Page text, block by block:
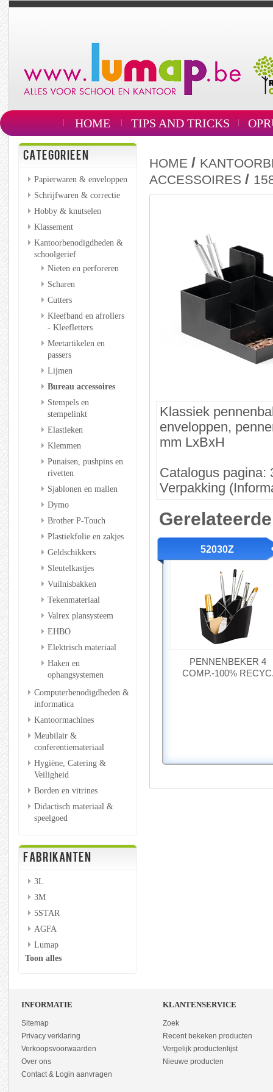
HOME TIPS AND TRICKS
CATEGORIEEN
Papierwaren & enveloppen
Schrijfwaren & correctie
Hobby & knutselen
Klassement
Kantoorbenodigdheden &
schoolgerief
Nieten en perforeren
Scharen
Cutters
Kleefband en afrollers
- Kleefletters
Meetartikelen en
passers
Lijmen
Bureau accessoires
Stempels en
stempelinkt
Elastieken
Klemmen
Punaisen, pushpins en
rivetten
Sjablonen en mallen
Dymo
Brother P-Touch
Plastiekfolie en zakjes
Geldschikkers
Sleutelkastjes
Vuilnisbakken
Tekenmateriaal
Valrex plansysteem
EHBO
Elektrisch materiaal
Haken en
ophangsystemen
Computerbenodigdheden &
informatica
Kantoormachines
Meubilair &
conferentiemateriaal
Hygiëne, Catering &
Veiligheid
Borden en vitrines
Didactisch materiaal &
speelgoed
FABRIKANTEN
3L
3M
5STAR
AGFA
Lumap
Toon alles
HOME /
ACCESSOIRES /
Klassiek
enveloppen,
mm LxBxH
Catalogus pagina:
Verpakking
PENNENBEKER 4
COMP.-100%
52030Z
INFORMATIE
Sitemap
Privacy verklaring
Verkoopsvoorwaarden
Over ons
Contact & Login aanvragen
KLANTENSERVICE
Zoek
Recent bekeken producten
Vergelijk productenlijst
Nieuwe producten